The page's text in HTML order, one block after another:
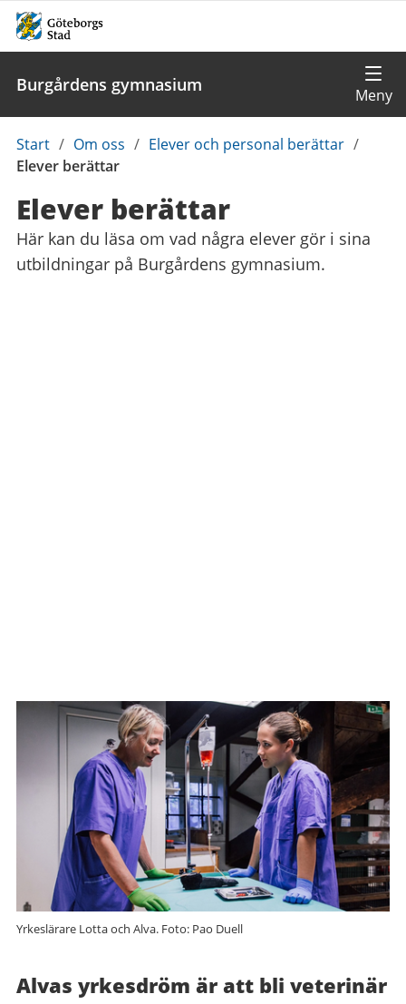
Burgårdens gymnasium
Du
är
Start / Om oss / Elever och personal berättar /
Elever berättar
Elever berättar
Här kan du läsa om vad några elever gör i sina
utbildningar på Burgårdens gymnasium.
Yrkeslärare Lotta och Alva. Foto: Pao Duell
Alvas yrkesdröm är att bli veterinär